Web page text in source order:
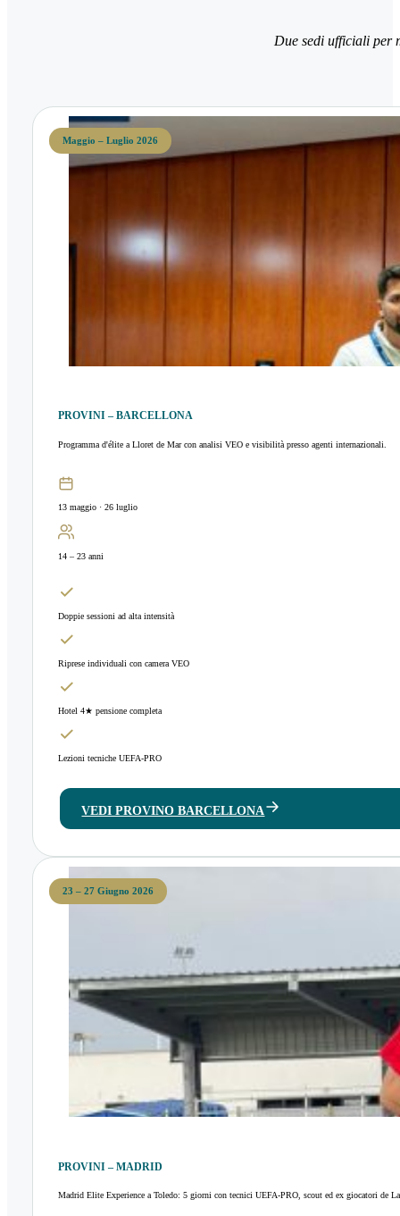
Due sedi ufficiali per
Maggio – Luglio 2026
PROVINI – BARCELLONA
Programma d'élite a Lloret de Mar con analisi VEO e visibilità presso agenti internazionali.
13 maggio · 26 luglio
14 – 23 anni
Doppie sessioni ad alta intensità
Riprese individuali con camera VEO
Hotel 4★ pensione completa
Lezioni tecniche UEFA-PRO
VEDI PROVINO BARCELLONA
23 – 27 Giugno 2026
PROVINI – MADRID
Madrid Elite Experience a Toledo: 5 giorni con tecnici UEFA-PRO, scout ed ex giocatori de